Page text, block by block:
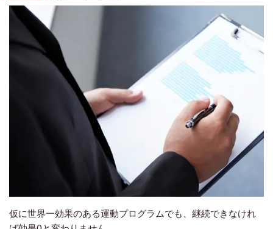
仮に世界一効果のある運動プログラムでも、継続できなけれ